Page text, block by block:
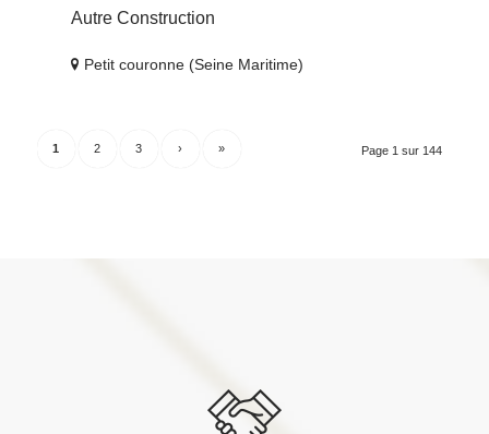
Autre Construction
Petit couronne (Seine Maritime)
Page 1 sur 144
1 2 3 › »